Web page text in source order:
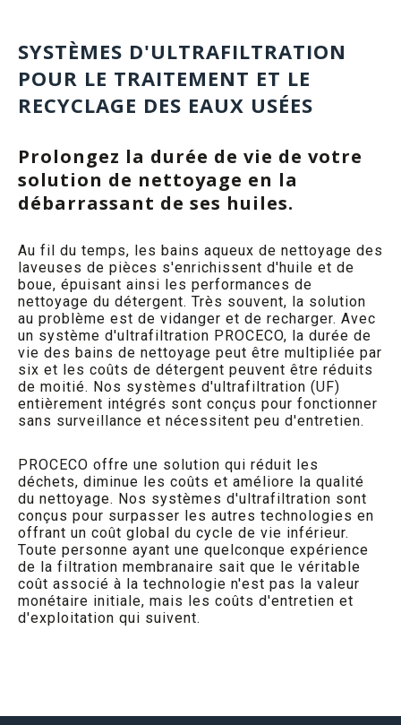
SYSTÈMES D'ULTRAFILTRATION
POUR LE TRAITEMENT ET LE
RECYCLAGE DES EAUX USÉES
Prolongez la durée de vie de votre
solution de nettoyage en la
débarrassant de ses huiles.
Au fil du temps, les bains aqueux de nettoyage des
laveuses de pièces s'enrichissent d'huile et de
boue, épuisant ainsi les performances de
nettoyage du détergent. Très souvent, la solution
au problème est de vidanger et de recharger. Avec
un système d'ultrafiltration PROCECO, la durée de
vie des bains de nettoyage peut être multipliée par
six et les coûts de détergent peuvent être réduits
de moitié. Nos systèmes d'ultrafiltration (UF)
entièrement intégrés sont conçus pour fonctionner
sans surveillance et nécessitent peu d'entretien.
PROCECO offre une solution qui réduit les
déchets, diminue les coûts et améliore la qualité
du nettoyage. Nos systèmes d'ultrafiltration sont
conçus pour surpasser les autres technologies en
offrant un coût global du cycle de vie inférieur.
Toute personne ayant une quelconque expérience
de la filtration membranaire sait que le véritable
coût associé à la technologie n'est pas la valeur
monétaire initiale, mais les coûts d'entretien et
d'exploitation qui suivent.